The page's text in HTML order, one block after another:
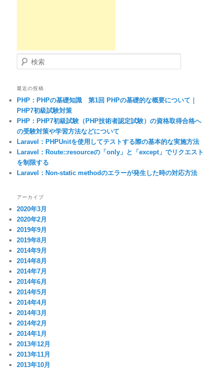
検索
最近の投稿
PHP：PHPの基礎知識 第1回 PHPの基礎的な概要について｜
PHP7初級試験対策
PHP：PHP7初級試験（PHP技術者認定試験）の資格取得合格へ
の受験対策や学習方法などについて
Laravel：PHPUnitを使用してテストする際の基本的な実施方法
Laravel：Route::resourceの「only」と「except」でリクエスト
を制限する
Laravel：Non-static methodのエラーが発生した時の対応方法
アーカイブ
2020年3月
2020年2月
2019年9月
2019年8月
2014年9月
2014年8月
2014年7月
2014年6月
2014年5月
2014年4月
2014年3月
2014年2月
2014年1月
2013年12月
2013年11月
2013年10月